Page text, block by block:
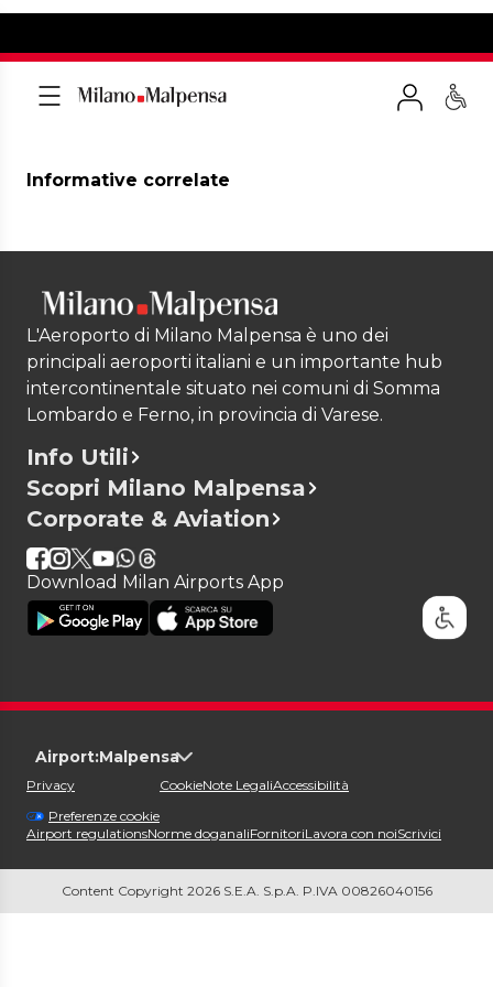
Informative correlate
L'Aeroporto di Milano Malpensa è uno dei
principali aeroporti italiani e un importante hub
intercontinentale situato nei comuni di Somma
Lombardo e Ferno, in provincia di Varese.
Info Utili
Scopri Milano Malpensa
Corporate & Aviation
Download Milan Airports App
Airport:Malpensa
Privacy
Preferenze cookie
CookieNote LegaliAccessibilità
Airport regulationsNorme doganaliFornitoriLavora con noiScrivici
Content Copyright 2026 S.E.A. S.p.A. P.IVA 00826040156